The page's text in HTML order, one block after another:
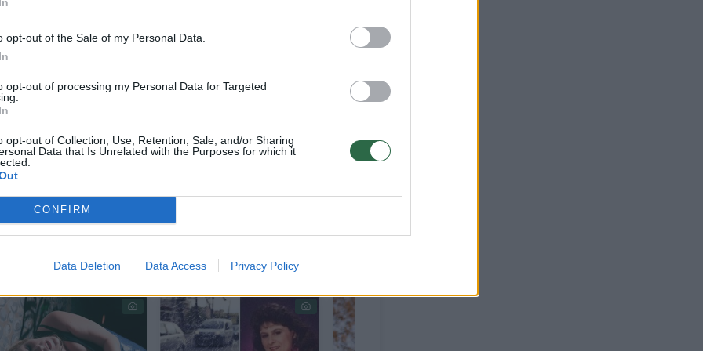
opt-out of the Sale of my Personal Data.
opt-out of processing my Personal Data for Targeted
opt-out of Collection, Use, Retention, Sale, and/or Sharing
Data that Is Unrelated with the Purposes for which it
CONFIRM
Data Deletion Data Access Privacy Policy
taisyklę „stok, krisk ant žemės ir voliokis“, nes
pagalbos mokymus, tačiau jos drabužiai buvo
todėl liepsnos negeso.
bandė gesinti liepsnas šunų antklodėmis, tačiau
šokti į baseiną.